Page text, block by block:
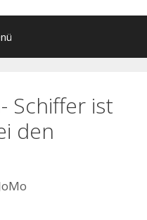
Schiffer ist
den